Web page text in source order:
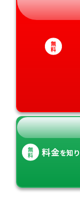
無
料
無
料 料金を知